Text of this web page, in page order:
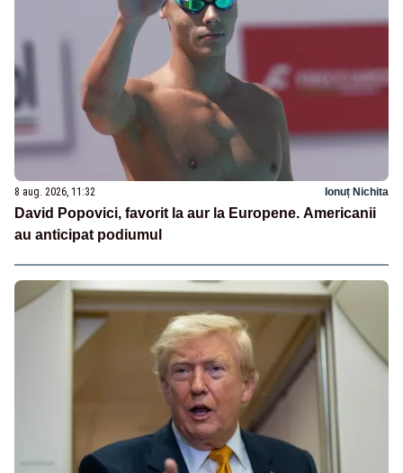
8 aug. 2026, 11:32 Ionuț Nichita
David Popovici, favorit la aur la Europene. Americanii
au anticipat podiumul